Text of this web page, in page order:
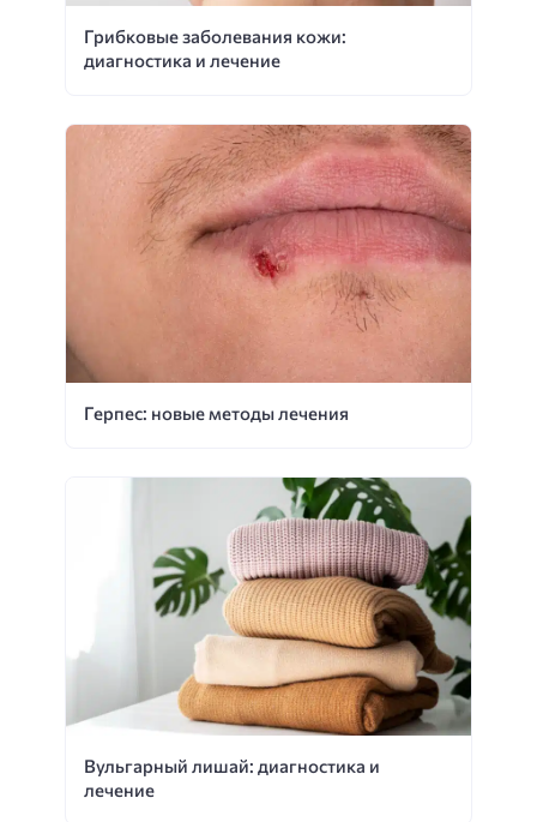
Грибковые заболевания кожи:
диагностика и лечение
Герпес: новые методы лечения
Вульгарный лишай: диагностика и
лечение